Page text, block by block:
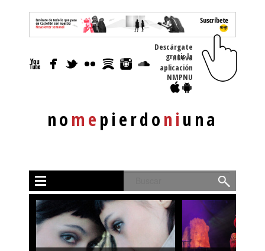
nomepierdoniuna
Descárgate
gratis la nueva
aplicación
NMPNU